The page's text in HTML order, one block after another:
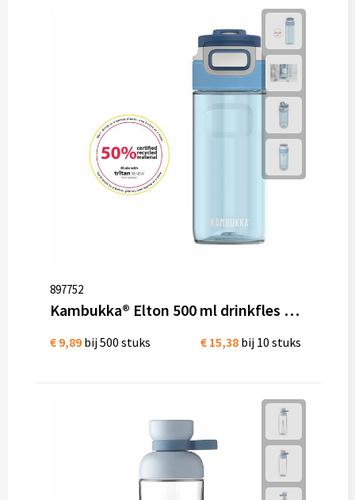
897752
Kambukka® Elton 500 ml drinkfles Tritan renew
€ 9,89 bij 500 stuks € 15,38 bij 10 stuks